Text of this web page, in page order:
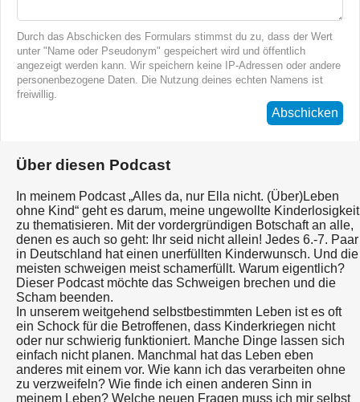
Durch das Abschicken des Formulars stimmst du zu, dass der Wert
unter "Name oder Pseudonym" gespeichert wird und öffentlich
angezeigt werden kann. Wir speichern keine IP-Adressen oder andere
personenbezogene Daten. Die Nutzung deines echten Namens ist
freiwillig.
Abschicken
Über diesen Podcast
In meinem Podcast „Alles da, nur Ella nicht. (Über)Leben
ohne Kind“ geht es darum, meine ungewollte Kinderlosigkeit
zu thematisieren. Mit der vordergründigen Botschaft an alle,
denen es auch so geht: Ihr seid nicht allein! Jedes 6.-7. Paar
in Deutschland hat einen unerfüllten Kinderwunsch. Und die
meisten schweigen meist schamerfüllt. Warum eigentlich?
Dieser Podcast möchte das Schweigen brechen und die
Scham beenden.
In unserem weitgehend selbstbestimmten Leben ist es oft
ein Schock für die Betroffenen, dass Kinderkriegen nicht
oder nur schwierig funktioniert. Manche Dinge lassen sich
einfach nicht planen. Manchmal hat das Leben eben
anderes mit einem vor. Wie kann ich das verarbeiten ohne
zu verzweifeln? Wie finde ich einen anderen Sinn in
meinem Leben? Welche neuen Fragen muss ich mir selbst